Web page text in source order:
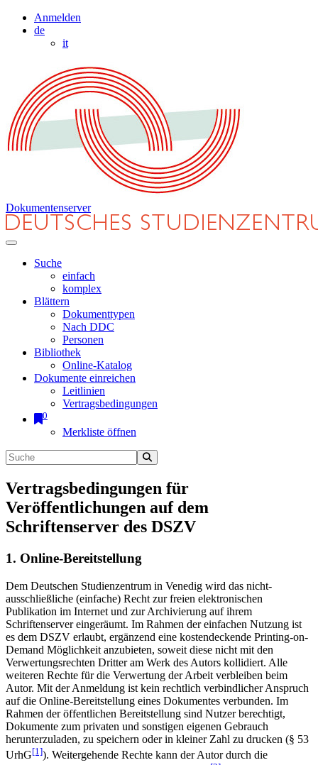
Anmelden
de
it
Dokumentenserver
Suche
einfach
komplex
Blättern
Dokumenttypen
Nach DDC
Personen
Bibliothek
Online-Katalog
Dokumente einreichen
Leitlinien
Vertragsbedingungen
0
Merkliste öffnen
Vertragsbedingungen für
Veröffentlichungen auf dem
Schriftenserver des DSZV
1. Online-Bereitstellung
Dem Deutschen Studienzentrum in Venedig wird das nicht-
ausschließliche (einfache) Recht zur freien elektronischen
Publikation im Internet und zur Archivierung auf ihrem
Schriftenserver eingeräumt. Im Rahmen der einfachen Nutzung ist
es dem DSZV erlaubt, ergänzend eine kostendeckende Printing-on-
Demand Möglichkeit anzubieten, soweit diese nicht mit den
Verwertungsrechten Dritter am Werk des Autors kollidiert. Alle
weiteren Rechte für die Verwertung der Arbeit verbleiben beim
Autor. Mit der Anmeldung ist kein rechtlich verbindlicher Anspruch
auf die Online-Bereitstellung eines Dokumentes verbunden. Im
Rahmen der öffentlichen Bereitstellung sind Nutzer berechtigt,
Dokumente zum privaten und sonstigen eigenen Gebrauch
herunterzuladen, zu speichern oder in kleiner Zahl zu drucken (§ 53
UrhG[1]). Weitergehende Rechte kann der Autor durch die